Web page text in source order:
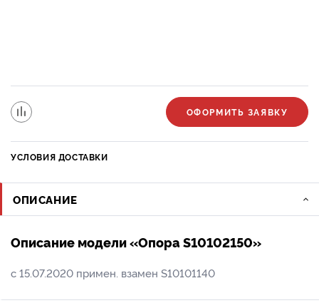
ОФОРМИТЬ ЗАЯВКУ
УСЛОВИЯ ДОСТАВКИ
ОПИСАНИЕ
Описание модели «Опора S10102150»
с 15.07.2020 примен. взамен S10101140